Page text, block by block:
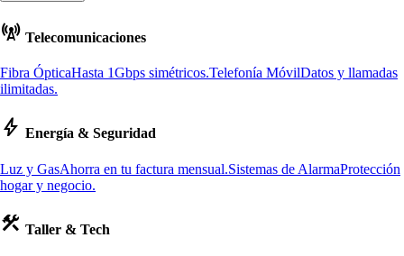
cell_tower Telecomunicaciones
Fibra ÓpticaHasta 1Gbps simétricos.Telefonía MóvilDatos y llamadas
ilimitadas.
bolt Energía & Seguridad
Luz y GasAhorra en tu factura mensual.Sistemas de AlarmaProtección
hogar y negocio.
construction Taller & Tech